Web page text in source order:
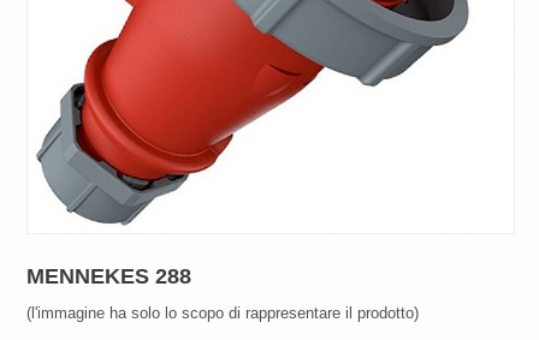
MENNEKES 288
(l'immagine ha solo lo scopo di rappresentare il prodotto)